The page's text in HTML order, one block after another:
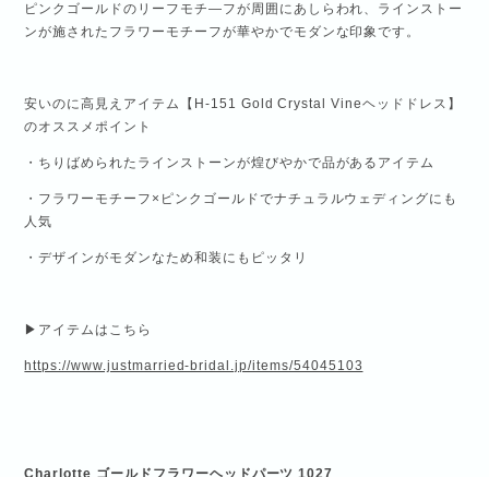
ピンクゴールドのリーフモチ―フが周囲にあしらわれ、ラインストー
ンが施されたフラワーモチーフが華やかでモダンな印象です。
安いのに高見えアイテム【H-151 Gold Crystal Vineヘッドドレス】
のオススメポイント
・ちりばめられたラインストーンが煌びやかで品があるアイテム
・フラワーモチーフ×ピンクゴールドでナチュラルウェディングにも
人気
・デザインがモダンなため和装にもピッタリ
▶アイテムはこちら
https://www.justmarried-bridal.jp/items/54045103
Charlotte ゴールドフラワーヘッドパーツ 1027